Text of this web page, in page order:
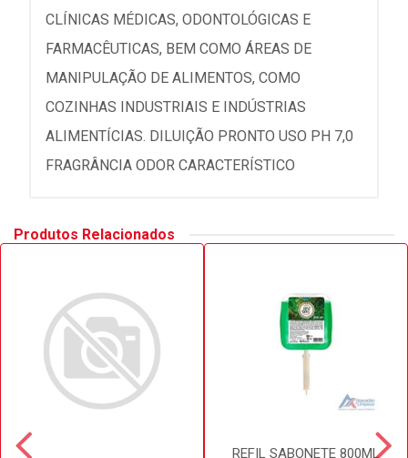
CLÍNICAS MÉDICAS, ODONTOLÓGICAS E
FARMACÊUTICAS, BEM COMO ÁREAS DE
MANIPULAÇÃO DE ALIMENTOS, COMO
COZINHAS INDUSTRIAIS E INDÚSTRIAS
ALIMENTÍCIAS. DILUIÇÃO PRONTO USO PH 7,0
FRAGRÂNCIA ODOR CARACTERÍSTICO
Produtos Relacionados
REFIL SABONETE 800ML